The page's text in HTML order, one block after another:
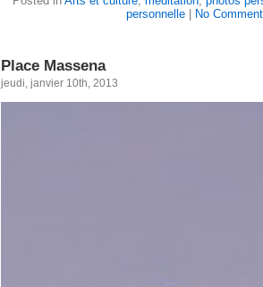
personnelle| No
Place Massena
jeudi, janvier 10th, 2013